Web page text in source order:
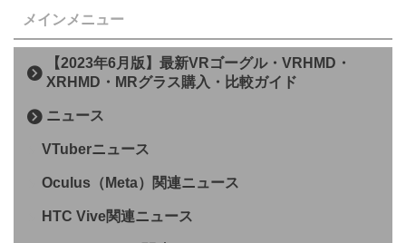
メインメニュー
【2023年6月版】最新VRゴーグル・VRHMD・
XRHMD・MRグラス購入・比較ガイド
ニュース
VTuberニュース
Oculus（Meta）関連ニュース
HTC Vive関連ニュース